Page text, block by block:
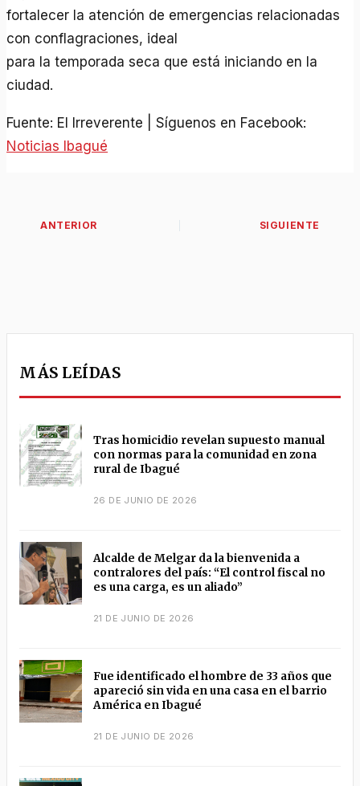
fortalecer la atención de emergencias relacionadas
con conflagraciones, ideal
para la temporada seca que está iniciando en la
ciudad.
Fuente: El Irreverente | Síguenos en Facebook:
Noticias Ibagué
MÁS LEÍDAS
Tras homicidio revelan supuesto manual
con normas para la comunidad en zona
rural de Ibagué
26 DE JUNIO DE 2026
Alcalde de Melgar da la bienvenida a
contralores del país: “El control fiscal no
es una carga, es un aliado”
21 DE JUNIO DE 2026
Fue identificado el hombre de 33 años que
apareció sin vida en una casa en el barrio
América en Ibagué
21 DE JUNIO DE 2026